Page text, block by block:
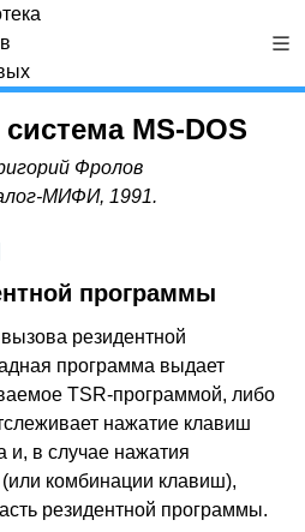
MS-DOS
Фролов
МИФИ, 1991.
программы
резидентной
программа выдает
TSR-программой, либо
нажатие клавиш
и, в случае нажатия
комбинации клавиш),
резидентной программы.